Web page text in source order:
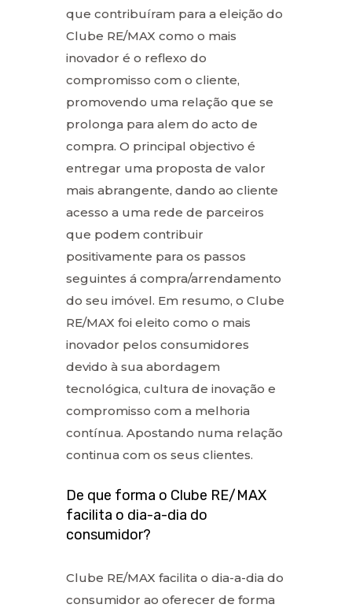
que contribuíram para a eleição do
Clube RE/MAX como o mais
inovador é o reflexo do
compromisso com o cliente,
promovendo uma relação que se
prolonga para alem do acto de
compra. O principal objectivo é
entregar uma proposta de valor
mais abrangente, dando ao cliente
acesso a uma rede de parceiros
que podem contribuir
positivamente para os passos
seguintes á compra/arrendamento
do seu imóvel. Em resumo, o Clube
RE/MAX foi eleito como o mais
inovador pelos consumidores
devido à sua abordagem
tecnológica, cultura de inovação e
compromisso com a melhoria
contínua. Apostando numa relação
continua com os seus clientes.
De que forma o Clube RE/MAX
facilita o dia-a-dia do
consumidor?
Clube RE/MAX facilita o dia-a-dia do
consumidor ao oferecer de forma